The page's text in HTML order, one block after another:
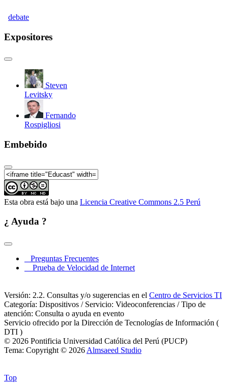
debate
Expositores
Steven
Levitsky
Fernando
Rospigliosi
Embebido
Esta obra está bajo una Licencia Creative Commons 2.5 Perú
¿ Ayuda ?
Preguntas Frecuentes
Prueba de Velocidad de Internet
Versión: 2.2. Consultas y/o sugerencias en el Centro de Servicios TI
Categoría: Dispositivos / Servicio: Videoconferencias / Tipo de
atención: Consulta o ayuda en evento
Servicio ofrecido por la Dirección de Tecnologías de Información (
DTI )
© 2026 Pontificia Universidad Católica del Perú (PUCP)
Tema: Copyright © 2026 Almsaeed Studio
Top